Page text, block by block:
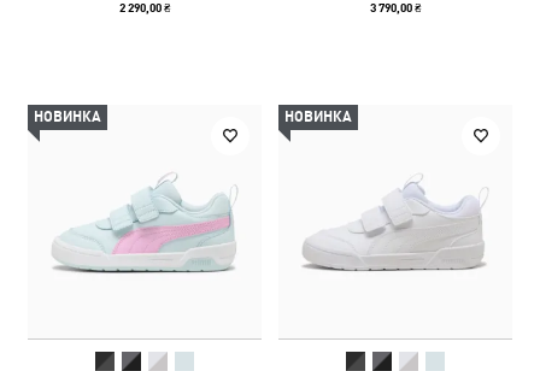
2 290,00 ₴ 3 790,00 ₴
НОВИНКА НОВИНКА